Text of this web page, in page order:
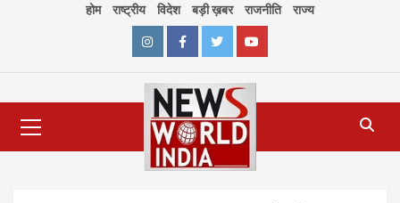
होम राष्ट्रीय विदेश बड़ी ख़बर राजनीति राज्य
InstagramFacebookTwitterYoutube
Menu